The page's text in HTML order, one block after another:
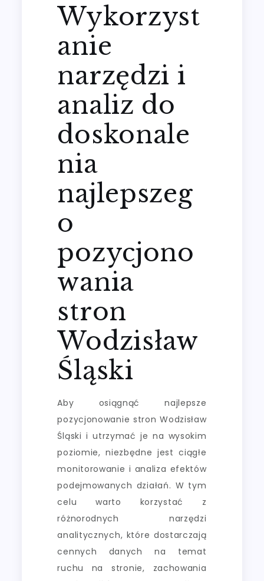
Wykorzyst
anie
narzędzi i
analiz do
doskonale
nia
najlepszeg
o
pozycjono
wania
stron
Wodzisław
Śląski
Aby osiągnąć najlepsze
pozycjonowanie stron Wodzisław
Śląski i utrzymać je na wysokim
poziomie, niezbędne jest ciągłe
monitorowanie i analiza efektów
podejmowanych działań. W tym
celu warto korzystać z
różnorodnych narzędzi
analitycznych, które dostarczają
cennych danych na temat
ruchu na stronie, zachowania